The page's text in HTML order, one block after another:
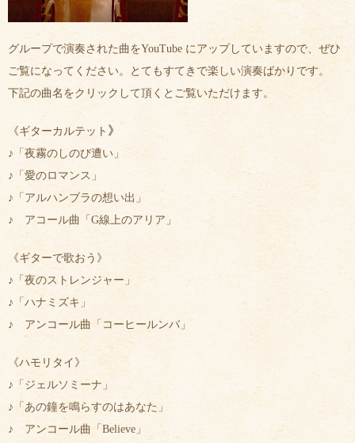
グループで演奏された曲をYouTube にアップしていますので、ぜひ
ご覧になってください。とてもすてきで楽しい演奏ばかりです。
下記の曲名をクリックして頂くとご覧いただけます。
《ギターカルテット 》
♪ 「夜霧のしのび遭い」
♪ 「愛のロマンス」
♪ 「アルハンブラの想い出」
♪ アコール曲「G線上のアリア」
《ギターで歌おう》
♪ 「夜のストレンジャー」
♪ 「ハナミズキ」
♪ アンコール曲 「コーヒールンバ」
《ハモリタイ》
♪「 ジェルソミーナ」
♪ 「あの鐘を鳴らすのはあなた」
♪ アンコール曲「Believe」